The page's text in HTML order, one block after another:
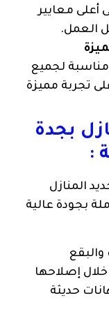
أعلى معايير
العمل.
مناسبة لجميع
تجربة مميزة
بجدة
:
المنازل
بجودة عالية
إصلاحها
حديثة